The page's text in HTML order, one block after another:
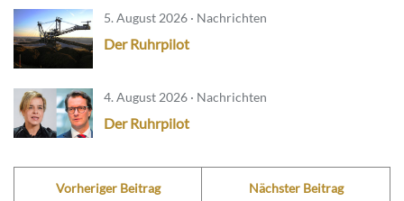
5. August 2026 · Nachrichten
Der Ruhrpilot
4. August 2026 · Nachrichten
Der Ruhrpilot
Vorheriger Beitrag Nächster Beitrag